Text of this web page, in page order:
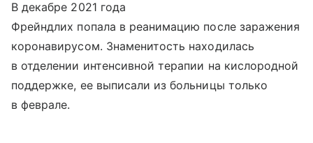
В декабре 2021 года
Фрейндлих попала в реанимацию после заражения
коронавирусом. Знаменитость находилась
в отделении интенсивной терапии на кислородной
поддержке, ее выписали из больницы только
в феврале.